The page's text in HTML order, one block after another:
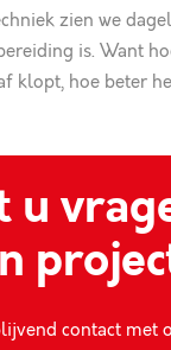
zien we
is. Want
klopt, hoe beter
u
contact met